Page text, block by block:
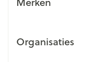
Organisaties